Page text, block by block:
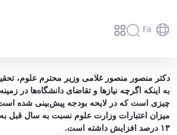
Fa
افزایش ۱۳ درصدی بودجه
آینده - دانشگاه
دکتر منصور منصور غلامی وزیر محترم علوم،
به اینکه اگرچه نیازها و تقاضای دانشگاه‌ها در
چیزی است که در لایحه بودجه پیش‌بینی شده
میزان اعتبارات وزارت علوم نسبت به سال قبل
۱۳ درصد افزایش داشته است
.